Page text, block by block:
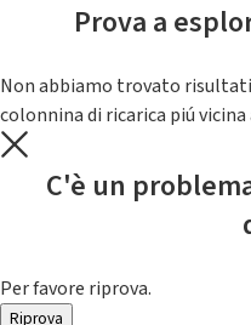
Prova a
Non abbiamo trovato
colonnina di ricarica piú
C'è un
Per favore riprova.
Riprova